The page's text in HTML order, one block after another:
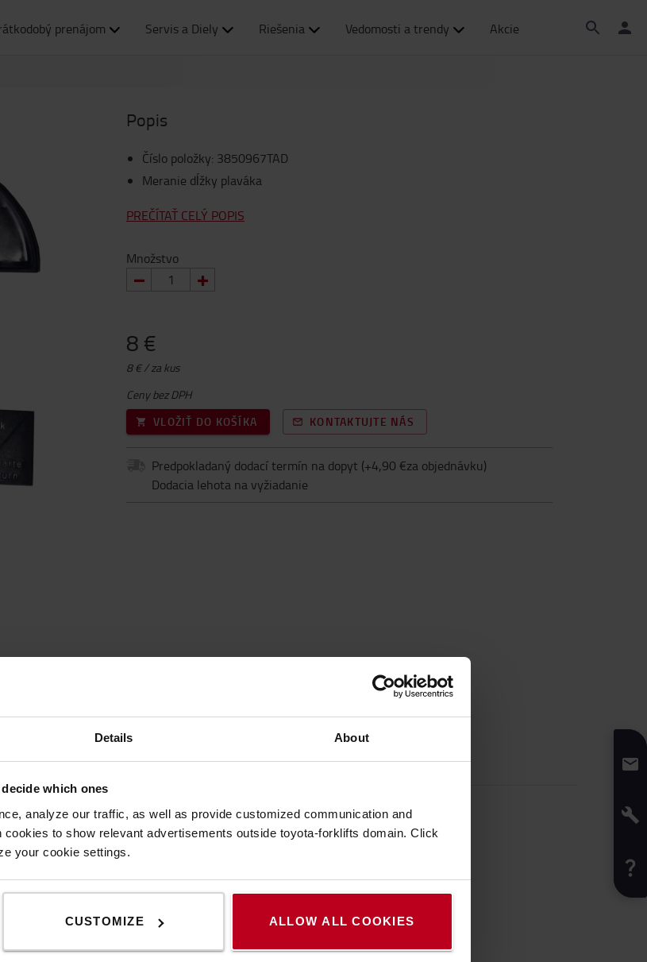
Details About
which ones
analyze our traffic, as well as provide customized communication and
to show relevant advertisements outside toyota-forklifts domain. Click
your cookie settings.
CUSTOMIZE ALLOW ALL COOKIES
prenájom Servis a Diely Riešenia Vedomosti a trendy Akcie
Popis
Číslo položky: 3850967TAD
Meranie dĺžky plaváka
PREČÍTAŤ CELÝ POPIS
Množstvo
8 €
8 € / za kus
Ceny bez DPH
VLOŽIŤ DO KOŠÍKA
KONTAKTUJTE NÁS
Predpokladaný dodací termín na dopyt (+4,90 €za objednávku)
Dodacia lehota na vyžiadanie
Špecifikácia
závislosti od typu článku